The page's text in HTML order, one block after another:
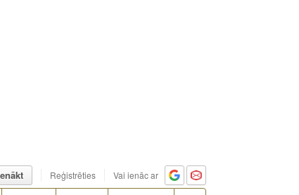
Reģistrēties Vai ienāc ar